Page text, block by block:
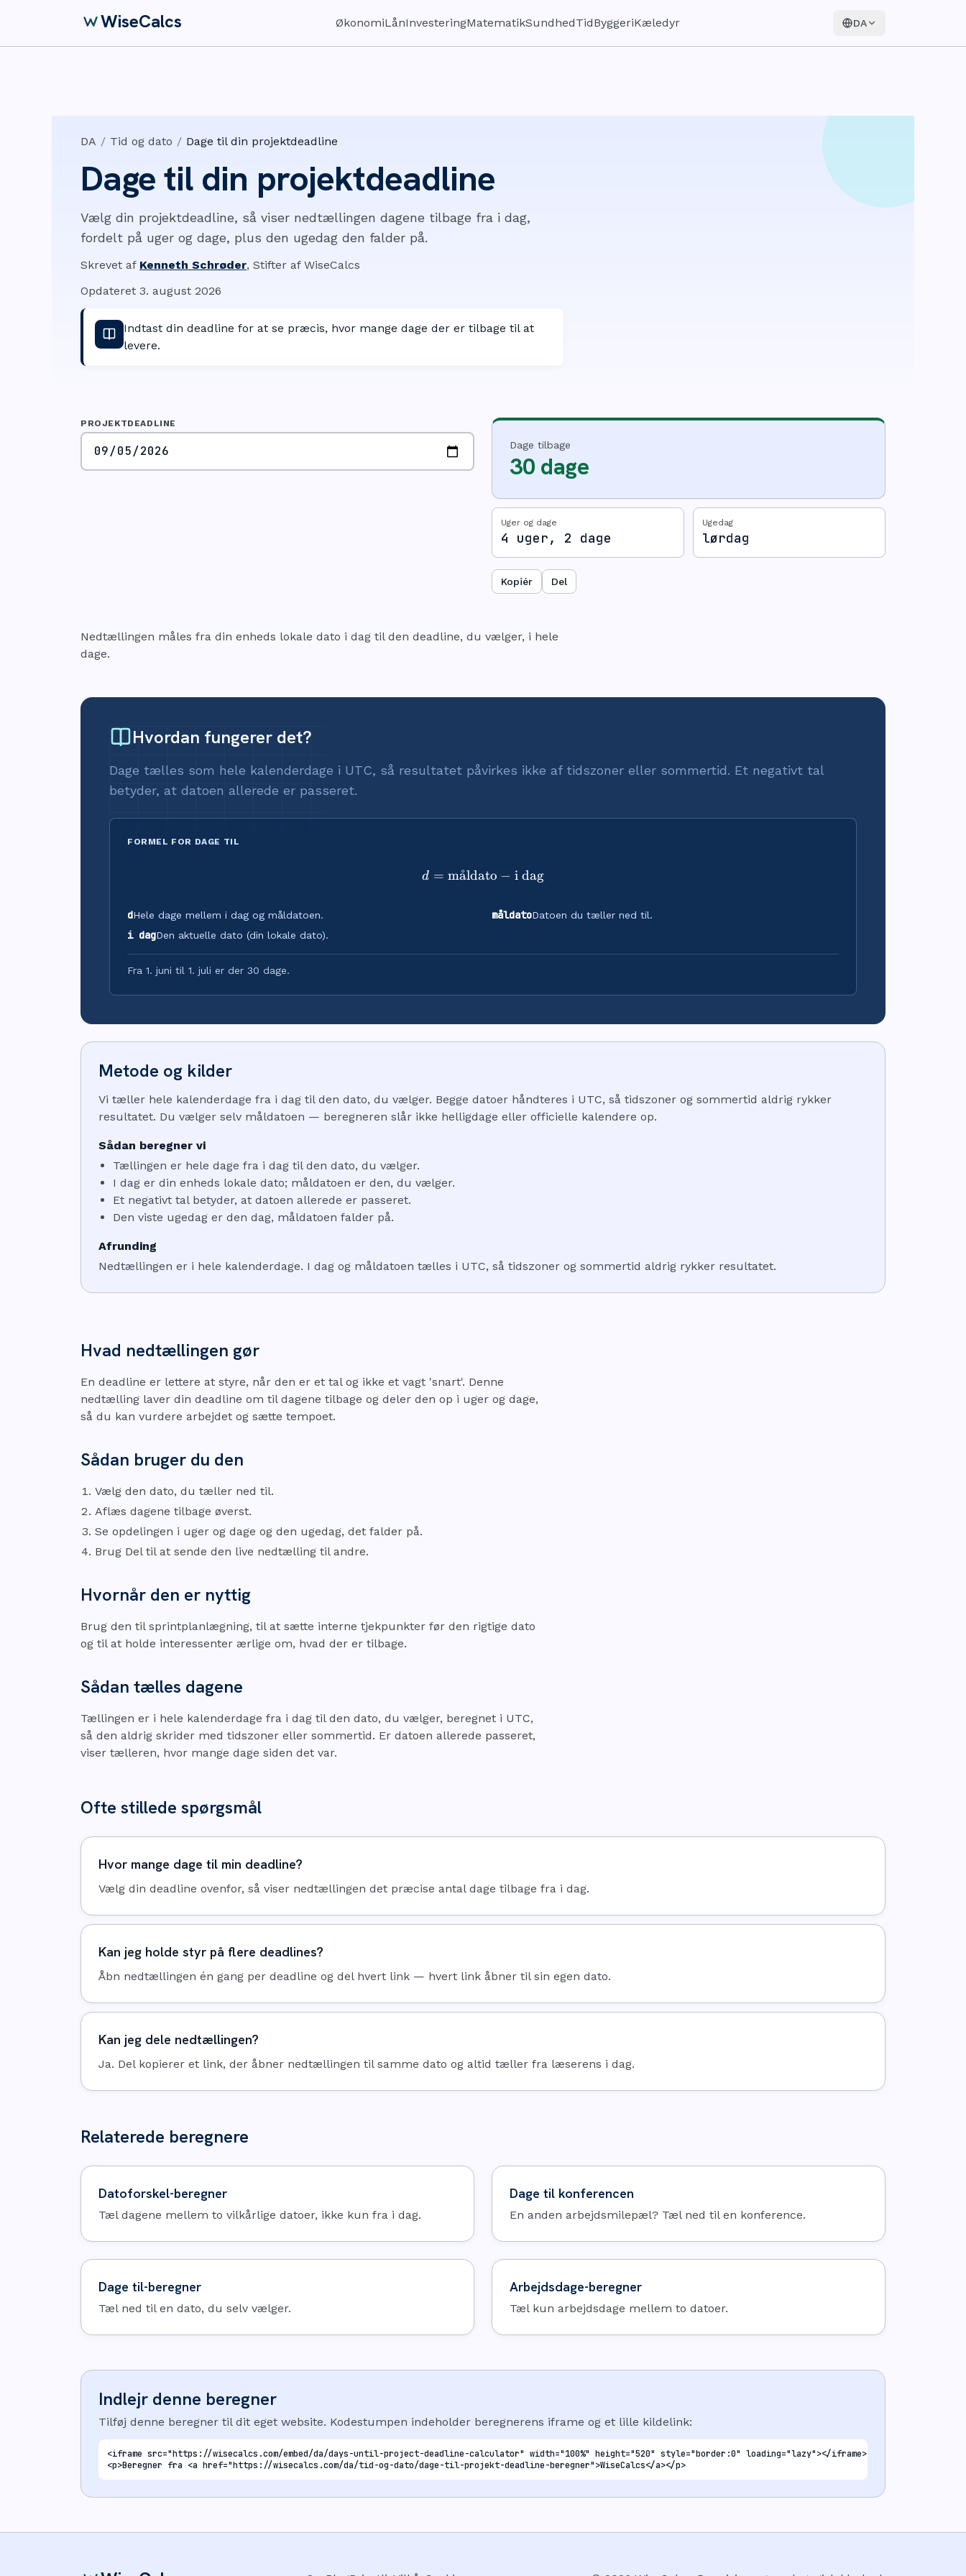
WiseCalcs ØkonomiLånInvesteringMatematikSundhedTidByggeriKæledyr DA
DA / Tid og dato / Dage til din projektdeadline
Dage til din projektdeadline
Vælg din projektdeadline, så viser nedtællingen dagene tilbage fra i dag,
fordelt på uger og dage, plus den ugedag den falder på.
Skrevet af Kenneth Schrøder, Stifter af WiseCalcs
Opdateret 3. august 2026
Indtast din deadline for at se præcis, hvor mange dage der er tilbage til at
levere.
PROJEKTDEADLINE
Dage tilbage
30 dage
Uger og dage
4 uger, 2 dage
Ugedag
lørdag
Kopiér Del
Nedtællingen måles fra din enheds lokale dato i dag til den deadline, du vælger, i hele
dage.
Hvordan fungerer det?
Dage tælles som hele kalenderdage i UTC, så resultatet påvirkes ikke af tidszoner eller sommertid. Et negativt tal
betyder, at datoen allerede er passeret.
FORMEL FOR DAGE TIL
d = \text{måldato} - \text{i dag}
d = ma
˚ldato − i dag
dHele dage mellem i dag og måldatoen. måldatoDatoen du tæller ned til.
i dagDen aktuelle dato (din lokale dato).
Fra 1. juni til 1. juli er der 30 dage.
Metode og kilder
Vi tæller hele kalenderdage fra i dag til den dato, du vælger. Begge datoer håndteres i UTC, så tidszoner og sommertid aldrig rykker
resultatet. Du vælger selv måldatoen — beregneren slår ikke helligdage eller officielle kalendere op.
Sådan beregner vi
Tællingen er hele dage fra i dag til den dato, du vælger.
I dag er din enheds lokale dato; måldatoen er den, du vælger.
Et negativt tal betyder, at datoen allerede er passeret.
Den viste ugedag er den dag, måldatoen falder på.
Afrunding
Nedtællingen er i hele kalenderdage. I dag og måldatoen tælles i UTC, så tidszoner og sommertid aldrig rykker resultatet.
Hvad nedtællingen gør
En deadline er lettere at styre, når den er et tal og ikke et vagt 'snart'. Denne
nedtælling laver din deadline om til dagene tilbage og deler den op i uger og dage,
så du kan vurdere arbejdet og sætte tempoet.
Sådan bruger du den
Vælg den dato, du tæller ned til.
Aflæs dagene tilbage øverst.
Se opdelingen i uger og dage og den ugedag, det falder på.
Brug Del til at sende den live nedtælling til andre.
Hvornår den er nyttig
Brug den til sprintplanlægning, til at sætte interne tjekpunkter før den rigtige dato
og til at holde interessenter ærlige om, hvad der er tilbage.
Sådan tælles dagene
Tællingen er i hele kalenderdage fra i dag til den dato, du vælger, beregnet i UTC,
så den aldrig skrider med tidszoner eller sommertid. Er datoen allerede passeret,
viser tælleren, hvor mange dage siden det var.
Ofte stillede spørgsmål
Hvor mange dage til min deadline?
Vælg din deadline ovenfor, så viser nedtællingen det præcise antal dage tilbage fra i dag.
Kan jeg holde styr på flere deadlines?
Åbn nedtællingen én gang per deadline og del hvert link — hvert link åbner til sin egen dato.
Kan jeg dele nedtællingen?
Ja. Del kopierer et link, der åbner nedtællingen til samme dato og altid tæller fra læserens i dag.
Relaterede beregnere
Datoforskel-beregner
Tæl dagene mellem to vilkårlige datoer, ikke kun fra i dag.
Dage til konferencen
En anden arbejdsmilepæl? Tæl ned til en konference.
Dage til-beregner
Tæl ned til en dato, du selv vælger.
Arbejdsdage-beregner
Tæl kun arbejdsdage mellem to datoer.
Indlejr denne beregner
Tilføj denne beregner til dit eget website. Kodestumpen indeholder beregnerens iframe og et lille kildelink:
<iframe src="https://wisecalcs.com/embed/da/days-until-project-deadline-calculator" width="100%" height="520" style="border:0" loading="lazy"></iframe>
<p>Beregner fra <a href="https://wisecalcs.com/da/tid-og-dato/dage-til-projekt-deadline-beregner">WiseCalcs</a></p>